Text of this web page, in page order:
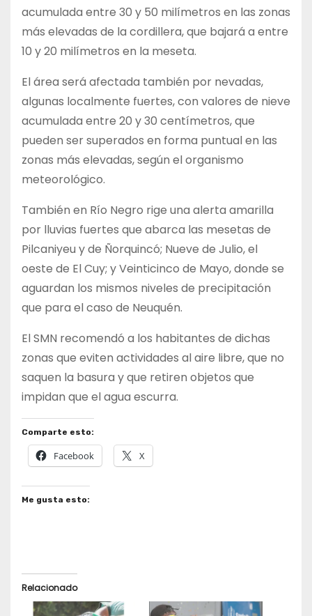
acumulada entre 30 y 50 milímetros en las zonas
más elevadas de la cordillera, que bajará a entre
10 y 20 milímetros en la meseta.
El área será afectada también por nevadas,
algunas localmente fuertes, con valores de nieve
acumulada entre 20 y 30 centímetros, que
pueden ser superados en forma puntual en las
zonas más elevadas, según el organismo
meteorológico.
También en Río Negro rige una alerta amarilla
por lluvias fuertes que abarca las mesetas de
Pilcaniyeu y de Ñorquincó; Nueve de Julio, el
oeste de El Cuy; y Veinticinco de Mayo, donde se
aguardan los mismos niveles de precipitación
que para el caso de Neuquén.
El SMN recomendó a los habitantes de dichas
zonas que eviten actividades al aire libre, que no
saquen la basura y que retiren objetos que
impidan que el agua escurra.
Comparte esto:
Facebook X
Me gusta esto:
Relacionado